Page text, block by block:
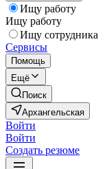
Ищу работу
Ищу работу
Ищу сотрудника
Сервисы
Помощь
Ещё
Поиск
Архангельская
Войти
Войти
Создать резюме